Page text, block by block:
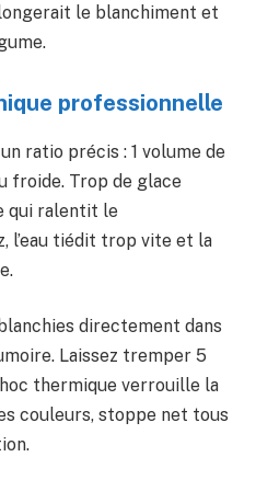
le blanchiment et
professionnelle
ratio précis : 1 volume de
froide. Trop de glace
qui ralentit le
l’eau tiédit trop vite et la
directement dans
Laissez tremper 5
thermique verrouille la
couleurs, stoppe net tous